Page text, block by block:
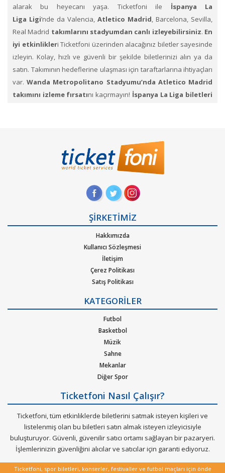
alarak bu heyecanı yaşa. Ticketfoni ile İspanya La
Liga Ligi’nde da Valencia, Atletico Madrid, Barcelona, Sevilla,
Real Madrid takımlarını stadyumdan canlı izleyebilirsiniz. En
iyi etkinlikleri Ticketfoni üzerinden alacağınız biletler sayesinde
izleyin. Kolay, hızlı ve güvenli bir şekilde biletlerinizi alın ya da
satın. Takımının hedeflerine ulaşması için taraftarlarına ihtiyaçları
var.Wanda Metropolitano Stadyumu’nda Atletico Madrid
takımını izleme fırsatını kaçırmayın! İspanya La Liga biletleri
Ticketfoni’ye üye olunuz. Bilet seçiminizi yapınız. (Katılmak
istediğiniz etkinlik ya da etkinliklere ait siteye optimize edilmiş
Size sunulan güvenli ödeme adımına geçiniz. Artık biletiniz
ŞİRKETİMİZ
Hakkımızda
Kullanıcı Sözleşmesi
İletişim
Çerez Politikası
Satış Politikası
Kurumsal Ağırlama
Nasıl Çalışır
Bilet Tipi ve Teslimat
Üyelik Doğrulama
Sık Sorulan Sorular
KATEGORİLER
Futbol
Basketbol
Müzik
Sahne
Mekanlar
Diğer Spor
Ticketfoni Nasıl Çalışır?
Ticketfoni, tüm etkinliklerde biletlerini satmak isteyen kişileri ve
listelenmiş olan bu biletleri satın almak isteyen izleyicisiyle
buluşturuyor. Güvenli, güvenilir satıcı ortamı sağlayan bir pazaryeri.
İşlemlerinizin güvenliğini alıcılar ve satıcılar için garanti ediyoruz.
Ticketfoni, spor biletleri, konserler, festivaller ve futbol maçları için önde